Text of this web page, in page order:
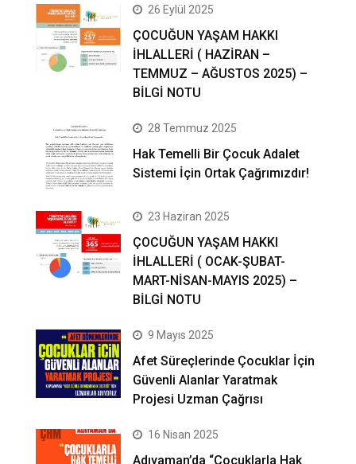
26 Eylül 2025
ÇOCUĞUN YAŞAM HAKKI
İHLALLERİ ( HAZİRAN –
TEMMUZ – AĞUSTOS 2025) –
BİLGİ NOTU
28 Temmuz 2025
Hak Temelli Bir Çocuk Adalet
Sistemi İçin Ortak Çağrımızdır!
23 Haziran 2025
ÇOCUĞUN YAŞAM HAKKI
İHLALLERİ ( OCAK-ŞUBAT-
MART-NİSAN-MAYIS 2025) –
BİLGİ NOTU
9 Mayıs 2025
Afet Süreçlerinde Çocuklar İçin
Güvenli Alanlar Yaratmak
Projesi Uzman Çağrısı
16 Nisan 2025
Adıyaman’da “Çocuklarla Hak